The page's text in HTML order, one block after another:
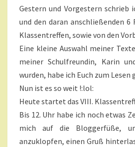
G
E
R
W
A
T
N
G
?
Gestern und Vorgestern
und den daran anschließenden 6
Klassentreffen, sowie von den
Eine kleine Auswahl meiner
meiner Schulfreundin, Karin
wurden, habe ich Euch zum Lesen
Nun ist es so weit !:lol:
Heute startet das VIII.
Bis 12. Uhr habe ich noch etwas
mich auf die Bloggerfüße,
anzuklopfen, einen Gruß